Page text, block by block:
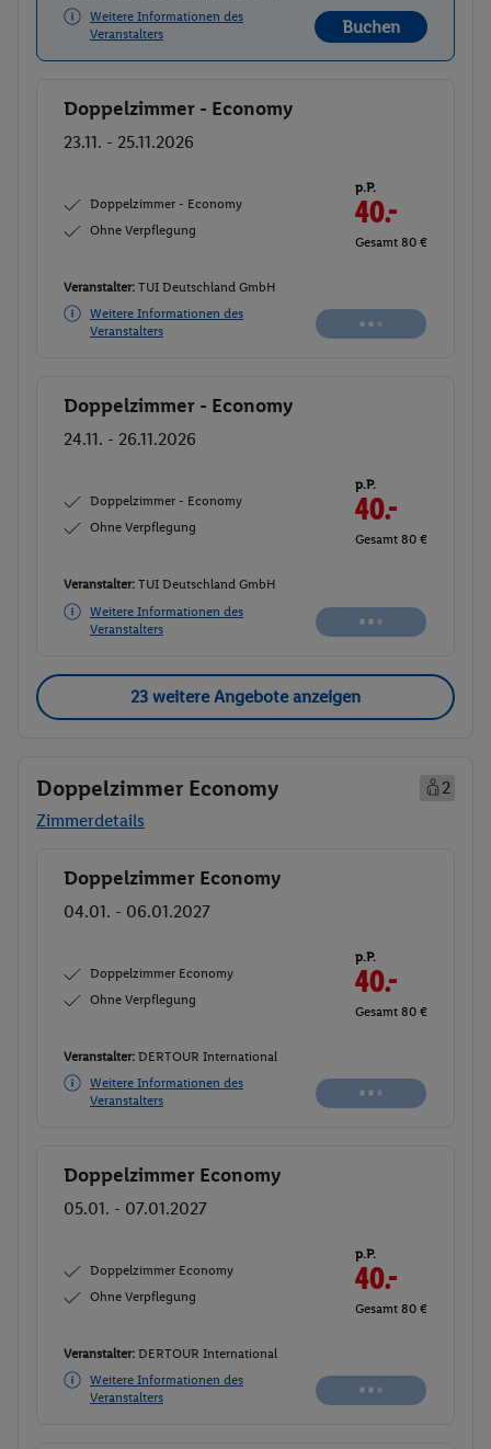
Weitere Informationen des
Veranstalters
Buchen
Buchen
Doppelzimmer - Economy
23.11. - 25.11.2026
Doppelzimmer - Economy
Ohne Verpflegung
p.P.
42.-
Gesamt 84 €
Veranstalter: TUI Deutschland GmbH
Weitere Informationen des
Veranstalters
Buchen
Buchen
Doppelzimmer - Economy
24.11. - 26.11.2026
Doppelzimmer - Economy
Ohne Verpflegung
p.P.
40.-
Gesamt 80 €
Veranstalter: TUI Deutschland GmbH
Weitere Informationen des
Veranstalters
verfügbar
23 weitere Angebote anzeigen
Doppelzimmer Economy
2
Zimmerdetails
Buchen
Doppelzimmer Economy
04.01. - 06.01.2027
Doppelzimmer Economy
Ohne Verpflegung
p.P.
40.-
Gesamt 80 €
Veranstalter: DERTOUR International
Weitere Informationen des
Veranstalters
Buchen
Doppelzimmer Economy
05.01. - 07.01.2027
Doppelzimmer Economy
Ohne Verpflegung
p.P.
40.-
Gesamt 80 €
Veranstalter: DERTOUR International
Weitere Informationen des
Veranstalters